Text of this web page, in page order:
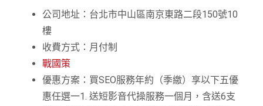
公司地址：台北市中山區南京東路二段150號10
樓
收費方式：月付制
戰國策
優惠方案：買SEO服務年約（季繳）享以下五優
惠任選一1. 送短影音代操服務一個月，含送6支